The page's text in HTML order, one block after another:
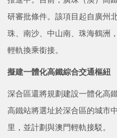
研審批條件。該項目起自廣州
珠、南沙、中山南、珠海鶴洲
輕軌換乘銜接。
擬建一體化高鐵綜合交通樞紐
深合區還將規劃建設一體化高
高鐵站將選址於深合區的城市
里，並計劃與澳門輕軌接駁。